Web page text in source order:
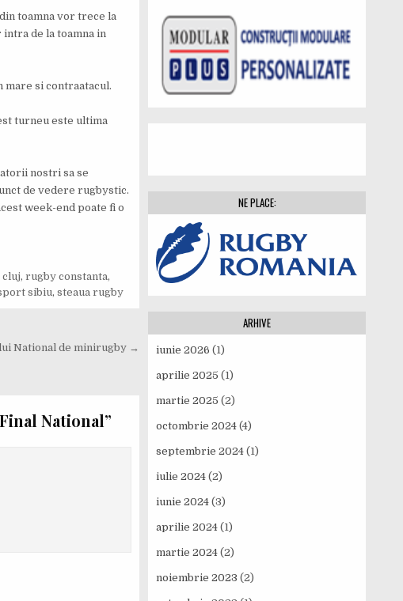
toamna vor trece la
de la toamna in
si contraatacul.
turneu este ultima
nostri sa se
de vedere rugbystic.
week-end poate fi o
cluj, rugby constanta,
sibiu, steaua rugby
National de minirugby →
National”
NE PLACE:
ARHIVE
iunie 2026 (1)
aprilie 2025 (1)
martie 2025 (2)
octombrie 2024 (4)
septembrie 2024 (1)
iulie 2024 (2)
iunie 2024 (3)
aprilie 2024 (1)
martie 2024 (2)
noiembrie 2023 (2)